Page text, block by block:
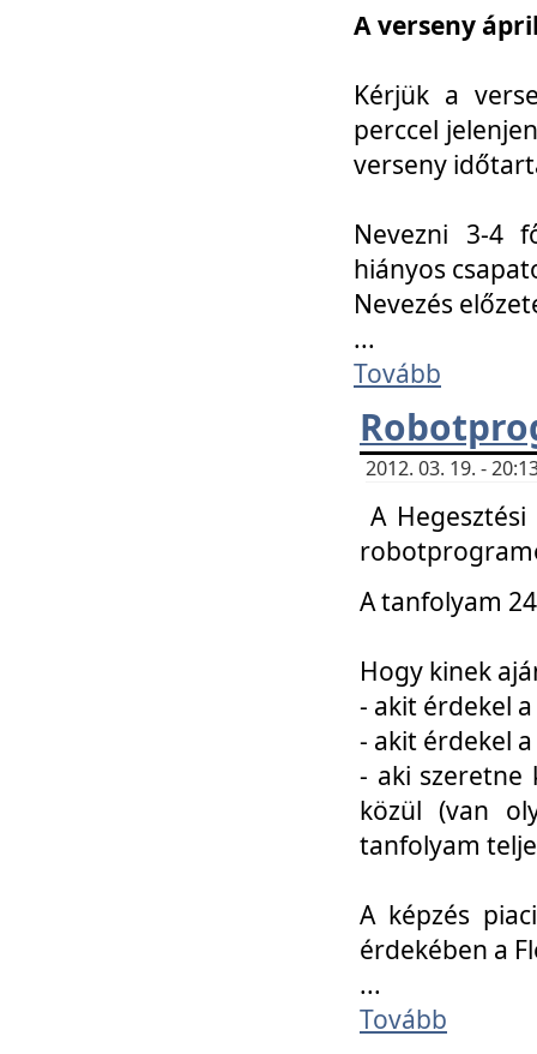
A verseny
Kérjük a
perccel
verseny
Nevezni 3-4
hiányos
Nevezés
...
Tovább
2012. 03. 19. -
A
A tanfolyam
Hogy kinek
- akit érdekel
- akit érdekel
- aki szeretne
közül (van
tanfolyam
A képzés
érdekében a
...
Tovább